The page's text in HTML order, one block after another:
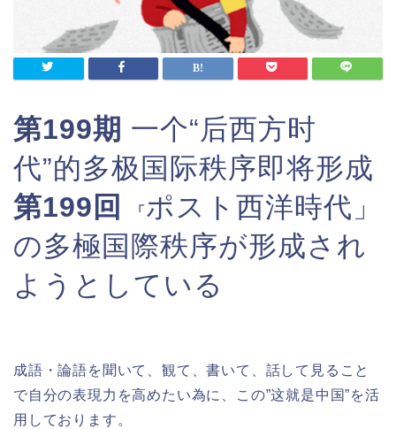
第199期 一个“后西方时
代”的多极国际秩序即将形成
第199回
「 ポスト西洋時代」
の多極国際秩序が形成され
ようとしている
成語・論語を聞いて、観て、書いて、話して見ること
で自分の表現力を高めたい為に、この”这就是中国”を活
用しております。